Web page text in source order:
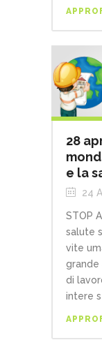
28
e la
24
STOP
salute
vite
grande
di
intere